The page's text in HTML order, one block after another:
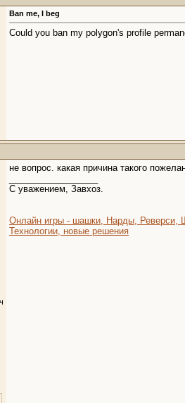
Ban me, I beg
Could you ban my polygon's profile
не вопрос. какая причина такого
C уважением, Завхоз.
Онлайн игры - шашки, Нарды, Реверси,
Технологии, новые решения